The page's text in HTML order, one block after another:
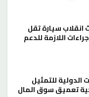
انقلاب سيارة تقل
اللازمة للدعم
للتمثيل
تعميق سوق المال